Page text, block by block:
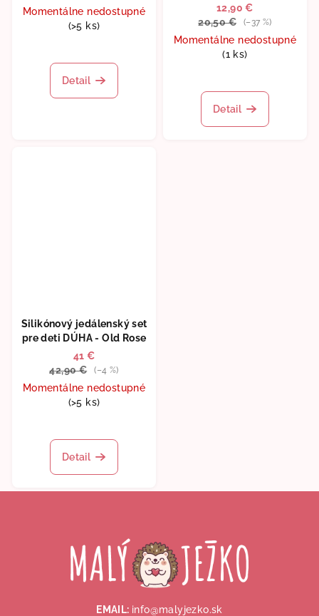
Momentálne nedostupné
(>5 ks)
hodnotenie
produktu
Detail
12,90 €
20,50 €
(–37 %)
Momentálne nedostupné
(1 ks)
hodnotenie
produktu
Detail
Silikónový jedálenský set
pre deti DÚHA - Old Rose
41 €
42,90 €
(–4 %)
Momentálne nedostupné
(>5 ks)
hodnotenie
produktu
Detail
EMAIL: info@malyjezko.sk